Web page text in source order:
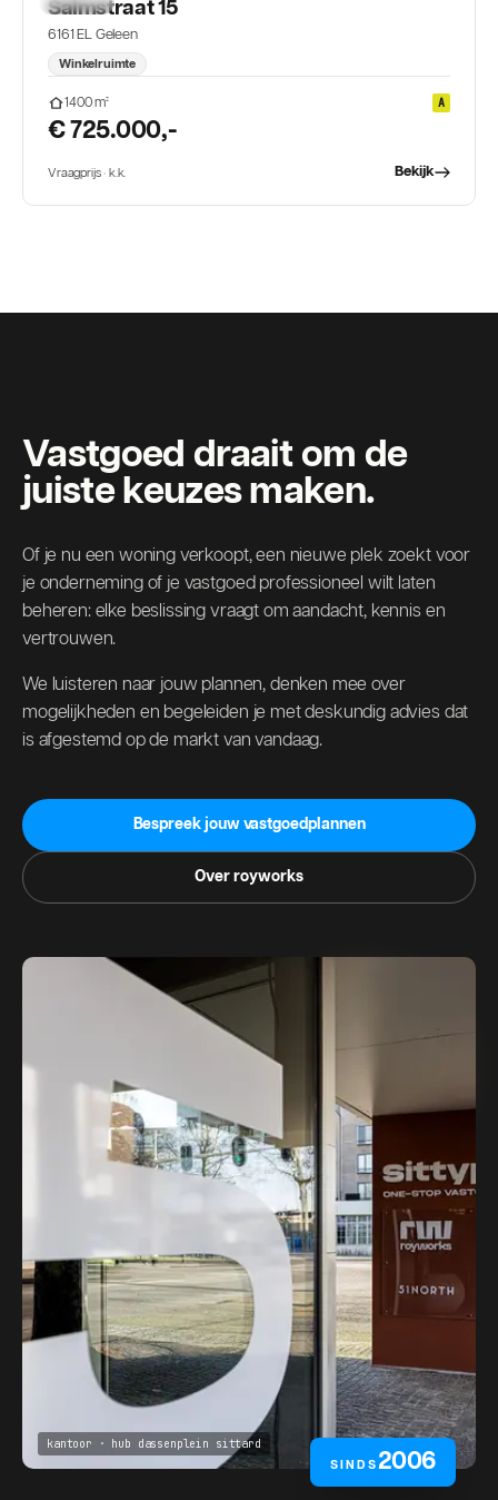
Salmstraat 15
6161 EL Geleen
Winkelruimte
1400m² A
€ 725.000,-
Vraagprijs · k.k. Bekijk
Vastgoed draait om de
juiste keuzes maken.
Of je nu een woning verkoopt, een nieuwe plek zoekt voor
je onderneming of je vastgoed professioneel wilt laten
beheren: elke beslissing vraagt om aandacht, kennis en
vertrouwen.
We luisteren naar jouw plannen, denken mee over
mogelijkheden en begeleiden je met deskundig advies dat
is afgestemd op de markt van vandaag.
Bespreek jouw vastgoedplannen
Over royworks
kantoor · hub dassenplein sittard
SINDS2006